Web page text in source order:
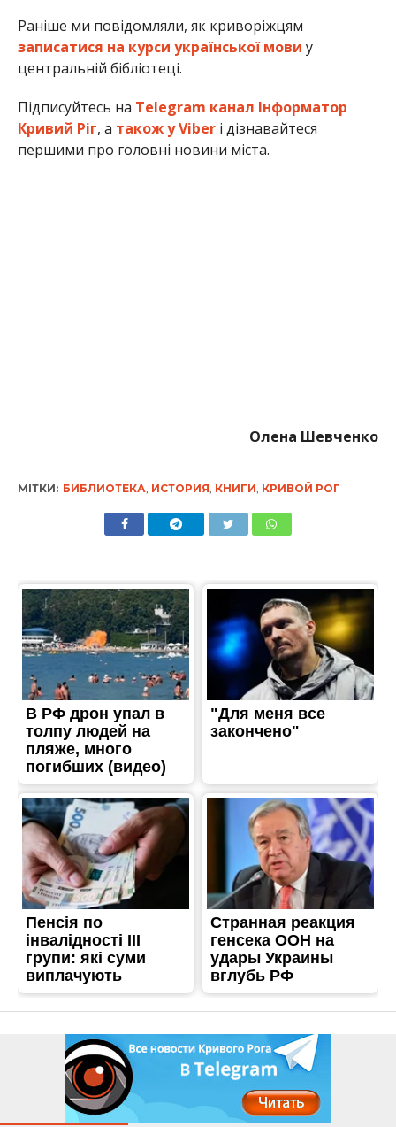
Раніше ми повідомляли, як криворіжцям
записатися на курси української мови у
центральній бібліотеці.
Підписуйтесь на Telegram канал Інформатор
Кривий Ріг, а також у Viberі дізнавайтеся
першими про головні новини міста.
Олена Шевченко
МІТКИ: БИБЛИОТЕКА ИСТОРИЯ КНИГИ КРИВОЙ РОГ